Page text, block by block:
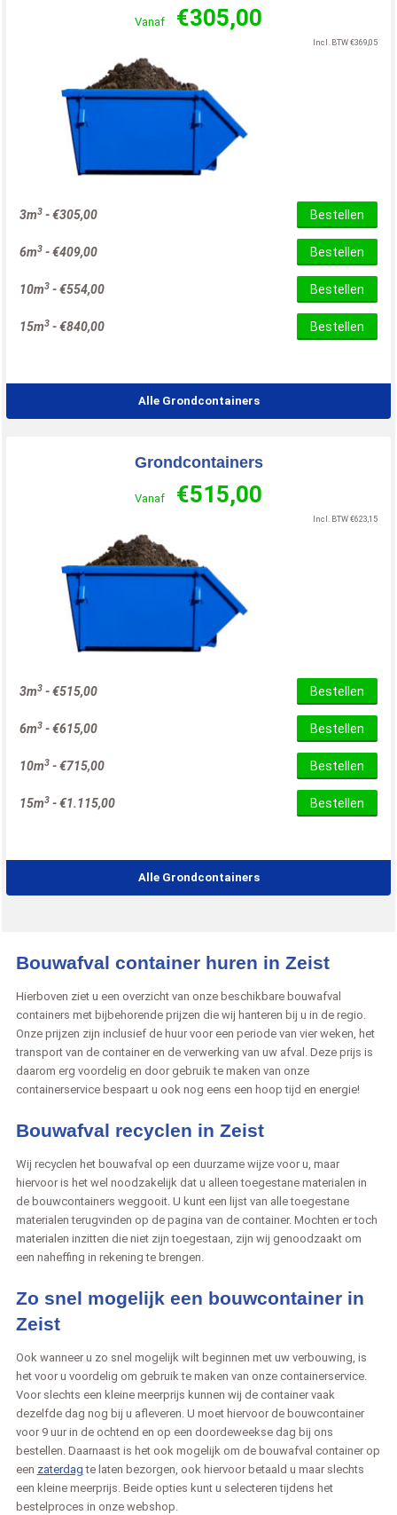
Vanaf €305,00
Incl. BTW €369,05
3m3 -€305,00 Bestellen
6m3 -€409,00 Bestellen
10m3 -€554,00 Bestellen
15m3 -€840,00 Bestellen
Alle Grondcontainers
Grondcontainers
Vanaf €515,00
Incl. BTW €623,15
3m3 -€515,00 Bestellen
6m3 -€615,00 Bestellen
10m3 -€715,00 Bestellen
15m3 -€1.115,00 Bestellen
Alle Grondcontainers
Bouwafval container huren in Zeist
Hierboven ziet u een overzicht van onze beschikbare bouwafval
containers met bijbehorende prijzen die wij hanteren bij u in de regio.
Onze prijzen zijn inclusief de huur voor een periode van vier weken, het
transport van de container en de verwerking van uw afval. Deze prijs is
daarom erg voordelig en door gebruik te maken van onze
containerservice bespaart u ook nog eens een hoop tijd en energie!
Bouwafval recyclen in Zeist
Wij recyclen het bouwafval op een duurzame wijze voor u, maar
hiervoor is het wel noodzakelijk dat u alleen toegestane materialen in
de bouwcontainers weggooit. U kunt een lijst van alle toegestane
materialen terugvinden op de pagina van de container. Mochten er toch
materialen inzitten die niet zijn toegestaan, zijn wij genoodzaakt om
een naheffing in rekening te brengen.
Zo snel mogelijk een bouwcontainer in
Zeist
Ook wanneer u zo snel mogelijk wilt beginnen met uw verbouwing, is
het voor u voordelig om gebruik te maken van onze containerservice.
Voor slechts een kleine meerprijs kunnen wij de container vaak
dezelfde dag nog bij u afleveren. U moet hiervoor de bouwcontainer
voor 9 uur in de ochtend en op een doordeweekse dag bij ons
bestellen. Daarnaast is het ook mogelijk om de bouwafval container op
een zaterdag te laten bezorgen, ook hiervoor betaald u maar slechts
een kleine meerprijs. Beide opties kunt u selecteren tijdens het
bestelproces in onze webshop.